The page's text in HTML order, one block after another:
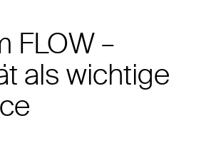
FLOW –
als wichtige